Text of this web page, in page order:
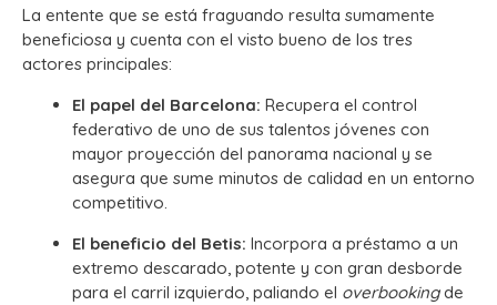
La entente que se está fraguando resulta sumamente
beneficiosa y cuenta con el visto bueno de los tres
actores principales:
El papel del Barcelona: Recupera el control
federativo de uno de sus talentos jóvenes con
mayor proyección del panorama nacional y se
asegura que sume minutos de calidad en un entorno
competitivo.
El beneficio del Betis: Incorpora a préstamo a un
extremo descarado, potente y con gran desborde
para el carril izquierdo, paliando el overbookingde